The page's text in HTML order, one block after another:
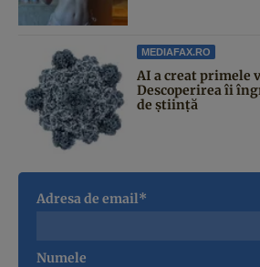
MEDIAFAX.RO
AI a creat primele
Descoperirea îi
de știință
Adresa de email*
Numele